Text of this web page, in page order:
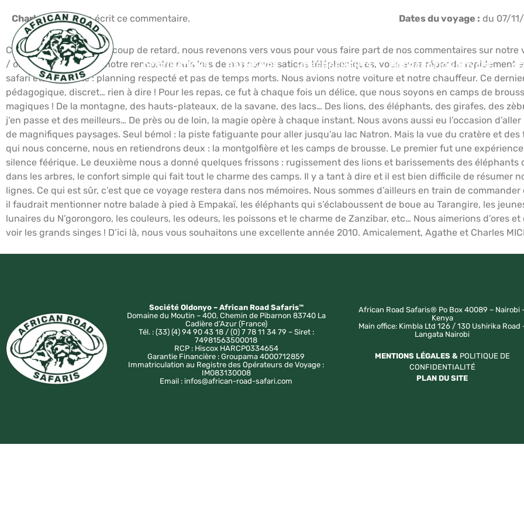
DESTINATIONS BALNÉAIRE HÉBERGEMENTS PRÉPARATION VOYAGE
Charles MICHELa écrit ce commentaire. Dates du voyage : du 07/
Cher Gautier, Avec beaucoup de retard, nous revenons vers vous pour vous faire part de nos commentaires sur notre
/ organisation Lors de notre rencontre puis lors de nos conversations téléphoniques, vous avez répondu rapidement
safari était parfaite : planning respecté et pas de temps morts. Nous avions notre voiture et notre chauffeur. Ce
pédagogique, discret… rien à dire ! Pour les repas, ce fut à chaque fois un délice, que nous soyons en camps de
magiques ! De la montagne, des hauts-plateaux, de la savane, des lacs… Des lions, des éléphants, des girafes, des
j’en passe et des meilleurs… De près ou de loin, la magie opère à chaque instant. Nous avons aussi eu l’occasion
de magnifiques paysages. Seul bémol : la piste fatiguante pour aller jusqu’au lac Natron. Mais la vue du cratère et
qui nous concerne, nous en retiendrons deux : la montgolfière et les camps de brousse. Le premier fut une
silence féérique. Le deuxième nous a donné quelques frissons : rugissement des lions et barissements des
dans les arbres, le confort simple qui fait tout le charme des camps. Il y a tant à dire et il est bien difficile de résumer
lignes. Ce qui est sûr, c’est que ce voyage restera dans nos mémoires. Nous sommes d’ailleurs en train de
il faudrait mentionner notre balade à pied à Empakaï, les éléphants qui s’éclaboussent de boue au Tarangire, les
lunaires du N’gorongoro, les couleurs, les odeurs, les poissons et le charme de Zanzibar, etc… Nous aimerions d’ores
voir les grands singes ! D’ici là, nous vous souhaitons une excellente année 2010. Amicalement, Agathe et Charles
Société Oldonyo – African Road Safaris™
Domaine du Moutin – 400, Chemin de Pibarnon 83740 La
Cadière d’Azur (France)
Tél. : (33) (4) 94 90 43 18 / (0) 7 78 11 34 79 – Siret :
74981563500018
RCP : Hiscox HARCP0334654
Garantie Financière : Groupama 4000712859
Immatriculation au Registre des Opérateurs de Voyage :
IM083130008
Email : infos@african-road-safari.com
African Road Safaris® Po Box 40089 – Nairobi
Kenya
Main office: Kimbla Ltd 126 / 130 Ushirika Road
Langata Nairobi
MENTIONS LÉGALES & POLITIQUE DE
CONFIDENTIALITÉ
PLAN DU SITE